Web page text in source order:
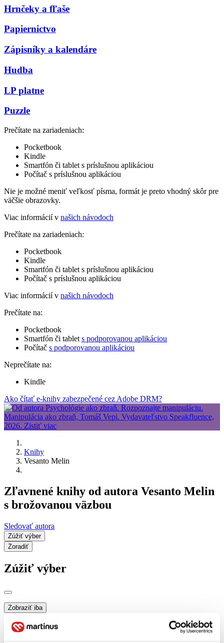
Hrnčeky a fľaše
Papiernictvo
Zápisníky a kalendáre
Hudba
LP platne
Puzzle
Prečítate na zariadeniach:
Pocketbook
Kindle
Smartfón či tablet s príslušnou aplikáciou
Počítač s príslušnou aplikáciou
Nie je možné meniť veľkosť písma, formát je preto vhodný skôr pre
väčšie obrazovky.
Viac informácií v našich návodoch
Prečítate na zariadeniach:
Pocketbook
Kindle
Smartfón či tablet s príslušnou aplikáciou
Počítač s príslušnou aplikáciou
Viac informácií v našich návodoch
Prečítate na:
Pocketbook
Smartfón či tablet s podporovanou aplikáciou
Počítač s podporovanou aplikáciou
Neprečítate na:
Kindle
Ako čítať e-knihy zabezpečené cez Adobe DRM?
Knihy
Vesanto Melin
Zľavnené knihy od autora Vesanto Melin
s brožovanou väzbou
Sledovať autora
Zúžiť výber
Zoradiť
Zúžiť výber
Zobraziť iba
zľavnené tituly (0 titulov)